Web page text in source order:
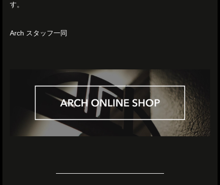
す。
Arch スタッフ一同